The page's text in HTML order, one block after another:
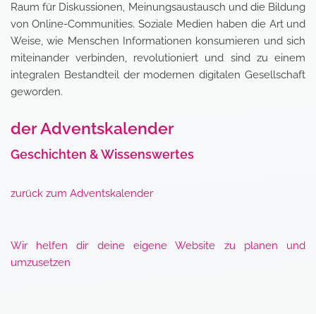
Raum für Diskussionen, Meinungsaustausch und die Bildung
von Online-Communities. Soziale Medien haben die Art und
Weise, wie Menschen Informationen konsumieren und sich
miteinander verbinden, revolutioniert und sind zu einem
integralen Bestandteil der modernen digitalen Gesellschaft
geworden.
der Adventskalender
Geschichten & Wissenswertes
zurück zum Adventskalender
Wir helfen dir deine eigene Website zu planen und
umzusetzen